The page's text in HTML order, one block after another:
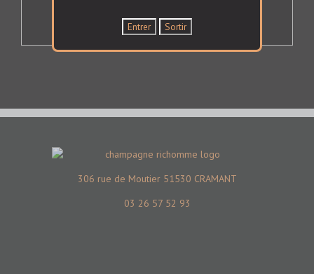
Propulsé parARForms(Unlicensed)
306 rue de Moutier 51530 CRAMANT
03 26 57 52 93